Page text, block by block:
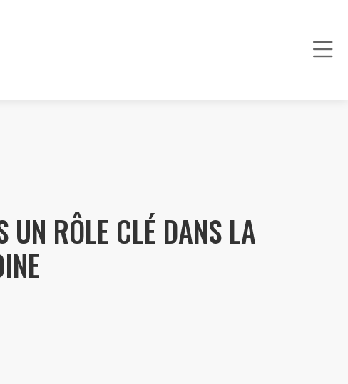
UN RÔLE CLÉ DANS LA